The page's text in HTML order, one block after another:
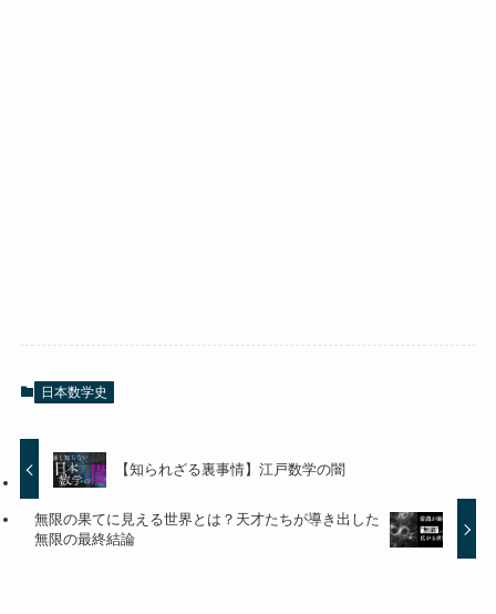
日本数学史
【知られざる裏事情】江戸数学の闇
無限の果てに見える世界とは？天才たちが導き出した
無限の最終結論